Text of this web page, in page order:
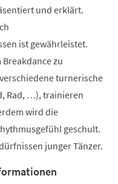
und erklärt.
ist gewährleistet.
zu
turnerische
Rad, …), trainieren
wird die
geschult.
junger Tänzer.